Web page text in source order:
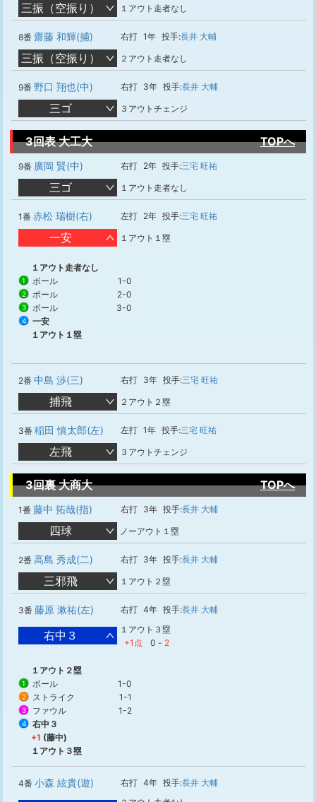
三振（空振り） １アウト走者なし
8番 齋藤 和輝(捕) 右打 1年 投手:長井 大輔
三振（空振り） ２アウト走者なし
9番 野口 翔也(中) 右打 3年 投手:長井 大輔
三ゴ ３アウトチェンジ
3回表 大工大 TOPへ
9番 廣岡 賢(中) 右打 2年 投手:三宅 旺祐
三ゴ １アウト走者なし
1番 赤松 瑞樹(右) 左打 2年 投手:三宅 旺祐
一安 １アウト１塁
１アウト走者なし
1 ボール 1-0
2 ボール 2-0
3 ボール 3-0
4
一安
１アウト１塁
2番 中島 渉(三) 右打 3年 投手:三宅 旺祐
捕飛 ２アウト２塁
3番 稲田 慎太郎(左) 左打 1年 投手:三宅 旺祐
左飛 ３アウトチェンジ
3回裏 大商大 TOPへ
1番 藤中 拓哉(指) 右打 3年 投手:長井 大輔
四球 ノーアウト１塁
2番 高島 秀成(二) 右打 3年 投手:長井 大輔
三邪飛 １アウト２塁
3番 藤原 漱祐(左) 右打 4年 投手:長井 大輔
右中３
１アウト３塁
+1点
0 - 2
１アウト２塁
1 ボール 1-0
2 ストライク 1-1
3 ファウル 1-2
4
右中３
+1 (藤中)
１アウト３塁
4番 小森 絃貴(遊) 右打 4年 投手:長井 大輔